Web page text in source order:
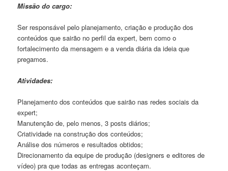
Missão do cargo:
Ser responsável pelo planejamento, criação e produção dos
conteúdos que sairão no perfil da expert, bem como o
fortalecimento da mensagem e a venda diária da ideia que
pregamos.
Atividades:
Planejamento dos conteúdos que sairão nas redes sociais da
expert;
Manutenção de, pelo menos, 3 posts diários;
Criatividade na construção dos conteúdos;
Análise dos números e resultados obtidos;
Direcionamento da equipe de produção (designers e editores de
vídeo) pra que todas as entregas aconteçam.